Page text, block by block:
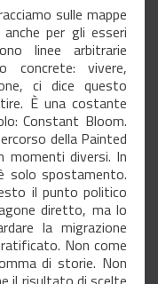
sulle mappe
per gli esseri
linee arbitrarie
concrete: vivere,
ci dice questo
È una costante
Constant Bloom.
della Painted
momenti diversi. In
solo spostamento.
il punto politico
diretto, ma lo
la migrazione
Non come
di storie. Non